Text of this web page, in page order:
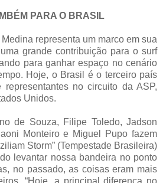
PARA O BRASIL
representa um marco em sua
grande contribuição para o surf
para ganhar espaço no cenário
Hoje, o Brasil é o terceiro país
no circuito da ASP,
Unidos.
de Souza, Filipe Toledo, Jadson
Monteiro e Miguel Pupo fazem
Storm” (Tempestade Brasileira)
levantar nossa bandeira no ponto
no passado, as coisas eram mais
“Hoje, a principal diferença no